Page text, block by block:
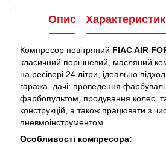
Опис
Компресор повітряний FIAC AIR
класичний поршневий, масляний
на ресівері 24 літри, ідеально
гаража, дачі: проведення
фарбопультом, продування колес.
конструкцій, а також працювати з
пневмоінструментом.
Особливості компресора: